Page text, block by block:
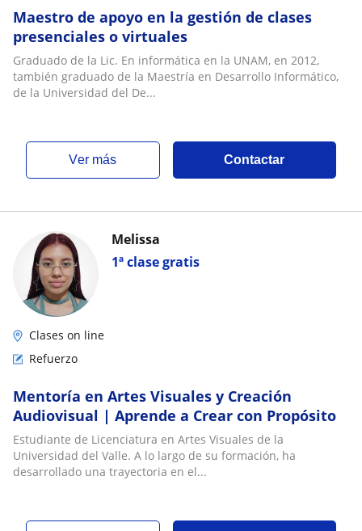
Maestro de apoyo en la gestión de clases
presenciales o virtuales
Graduado de la Lic. En informática en la UNAM, en 2012,
también graduado de la Maestría en Desarrollo Informático,
de la Universidad del De...
ver más Contactar
1ª clase gratis
Melissa
Clases on line
Refuerzo
Mentoría en Artes Visuales y Creación
Audiovisual | Aprende a Crear con Propósito
Estudiante de Licenciatura en Artes Visuales de la
Universidad del Valle. A lo largo de su formación, ha
desarrollado una trayectoria en el...